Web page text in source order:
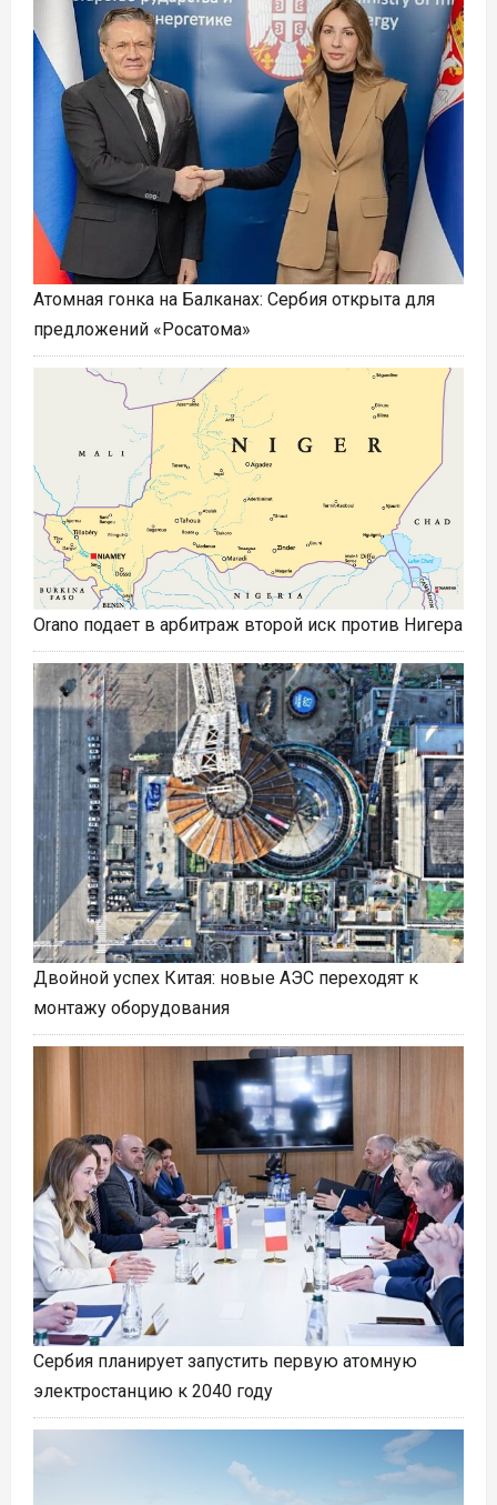
Атомная гонка на Балканах: Сербия открыта для
предложений «Росатома»
Orano подает в арбитраж второй иск против Нигера
Двойной успех Китая: новые АЭС переходят к
монтажу оборудования
Сербия планирует запустить первую атомную
электростанцию к 2040 году